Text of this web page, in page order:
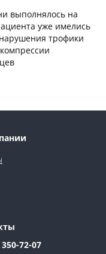
выполнялось на
уже имелись
трофики
72-07